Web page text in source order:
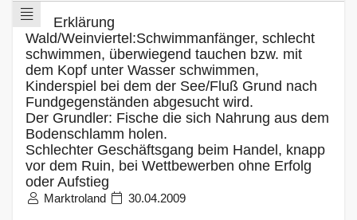
Erklärung
Wald/Weinviertel:Schwimmanfänger, schlecht
schwimmen, überwiegend tauchen bzw. mit
dem Kopf unter Wasser schwimmen,
Kinderspiel bei dem der See/Fluß Grund nach
Fundgegenständen abgesucht wird.
Der Grundler: Fische die sich Nahrung aus dem
Bodenschlamm holen.
Schlechter Geschäftsgang beim Handel, knapp
vor dem Ruin, bei Wettbewerben ohne Erfolg
oder Aufstieg
Marktroland 30.04.2009